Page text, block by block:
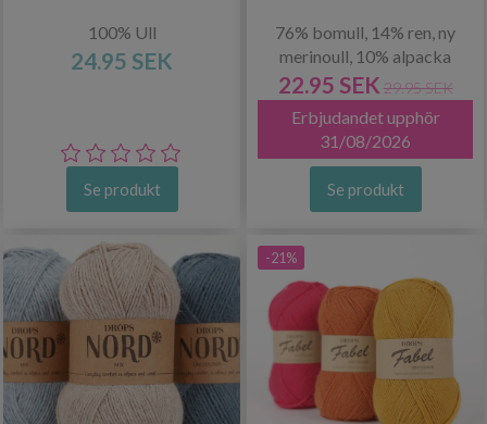
100% Ull
24.95 SEK
Se produkt
76% bomull, 14% ren, ny
merinoull, 10% alpacka
22.95 SEK 29.95 SEK
Erbjudandet upphör
31/08/2026
Se produkt
-21%